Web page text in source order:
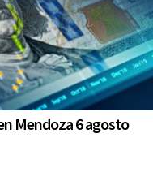
Mendoza 6 agosto